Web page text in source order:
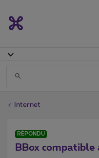
Internet
RÉPONDU
BBox compatible